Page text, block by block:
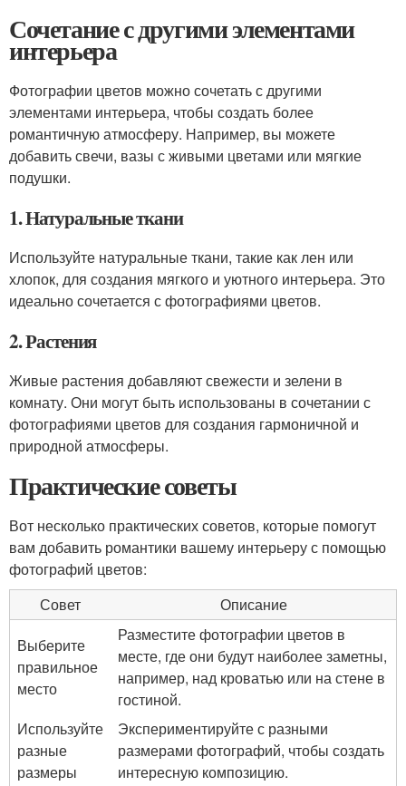
Сочетание с другими элементами
интерьера
Фотографии цветов можно сочетать с другими
элементами интерьера, чтобы создать более
романтичную атмосферу. Например, вы можете
добавить свечи, вазы с живыми цветами или мягкие
подушки.
1. Натуральные ткани
Используйте натуральные ткани, такие как лен или
хлопок, для создания мягкого и уютного интерьера. Это
идеально сочетается с фотографиями цветов.
2. Растения
Живые растения добавляют свежести и зелени в
комнату. Они могут быть использованы в сочетании с
фотографиями цветов для создания гармоничной и
природной атмосферы.
Практические советы
Вот несколько практических советов, которые помогут
вам добавить романтики вашему интерьеру с помощью
фотографий цветов:
Совет
Описание
Выберите
правильное
место
Разместите фотографии цветов в
месте, где они будут наиболее заметны,
например, над кроватью или на стене в
гостиной.
Используйте
разные
размеры
Экспериментируйте с разными
размерами фотографий, чтобы создать
интересную композицию.